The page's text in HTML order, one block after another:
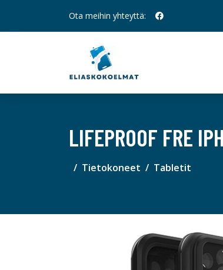
Ota meihin yhteyttä:
LIFEPROOF FRE
Tietokoneet Tabletit